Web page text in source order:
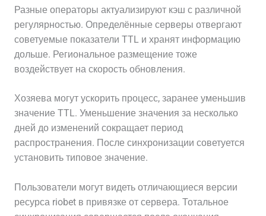
Разные операторы актуализируют кэш с различной
регулярностью. Определённые серверы отвергают
советуемые показатели TTL и хранят информацию
дольше. Региональное размещение тоже
воздействует на скорость обновления.
Хозяева могут ускорить процесс, заранее уменьшив
значение TTL. Уменьшение значения за несколько
дней до изменений сокращает период
распространения. После синхронизации советуется
установить типовое значение.
Пользователи могут видеть отличающиеся версии
ресурса riobet в привязке от сервера. Тотальное